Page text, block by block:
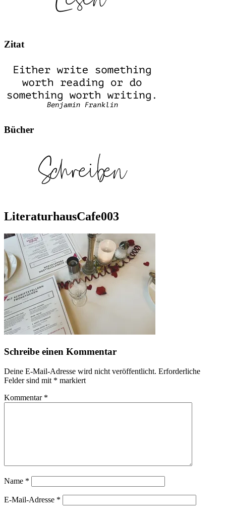
Zitat
Bücher
LiteraturhausCafe003
Schreibe einen Kommentar
Deine E-Mail-Adresse wird nicht veröffentlicht. Erforderliche
Felder sind mit * markiert
Kommentar *
Name *
E-Mail-Adresse *